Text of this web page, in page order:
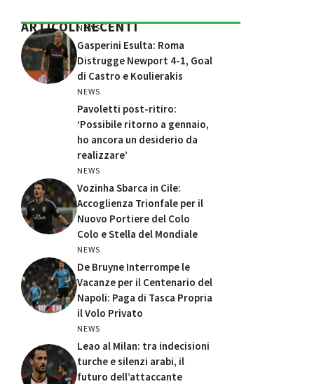
ARTICOLI RECENTI
NEWS
Gasperini Esulta: Roma
Distrugge Newport 4-1, Goal
di Castro e Koulierakis
NEWS
Pavoletti post-ritiro:
‘Possibile ritorno a gennaio,
ho ancora un desiderio da
realizzare’
NEWS
Vozinha Sbarca in Cile:
Accoglienza Trionfale per il
Nuovo Portiere del Colo
Colo e Stella del Mondiale
NEWS
De Bruyne Interrompe le
Vacanze per il Centenario del
Napoli: Paga di Tasca Propria
il Volo Privato
NEWS
Leao al Milan: tra indecisioni
turche e silenzi arabi, il
futuro dell’attaccante